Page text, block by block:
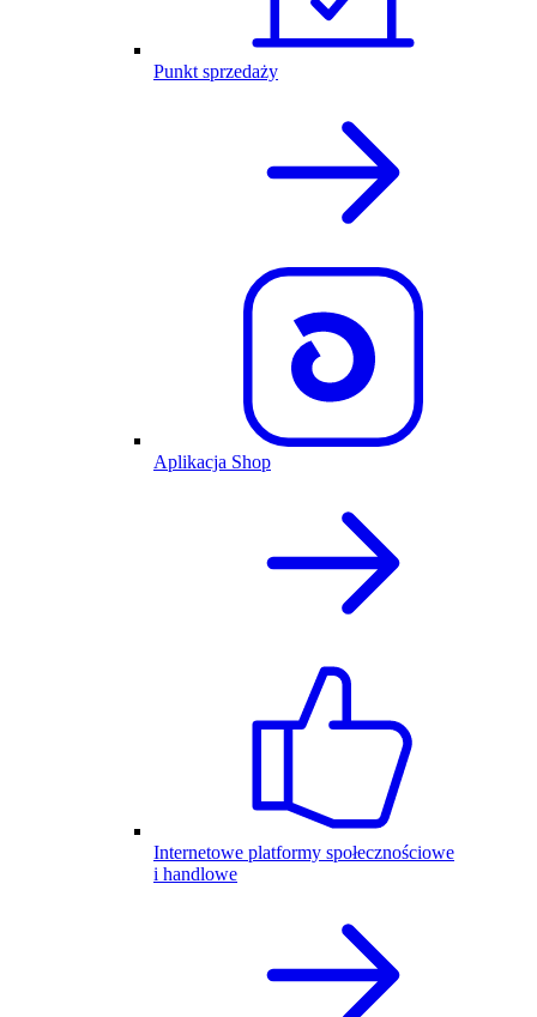
Punkt sprzedaży
Aplikacja Shop
Internetowe platformy społecznościowe
i handlowe